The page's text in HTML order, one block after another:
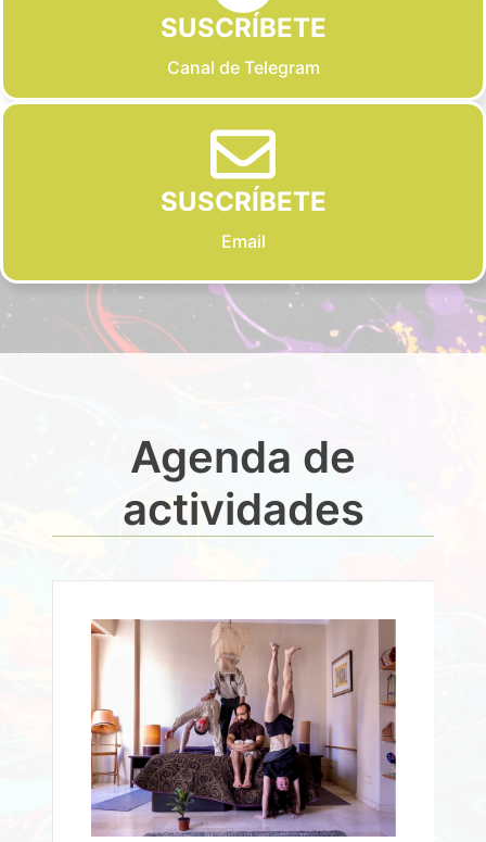
SUSCRÍBETE
Canal de Telegram
SUSCRÍBETE
Email
Agenda de
actividades